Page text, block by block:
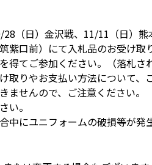
（日）金沢戦、11/11（日）
紫口前）にて入札品のお受け取
てご参加ください。（落札さ
りやお支払い方法について、
せんので、ご注意ください。
い。
にユニフォームの破損等が発